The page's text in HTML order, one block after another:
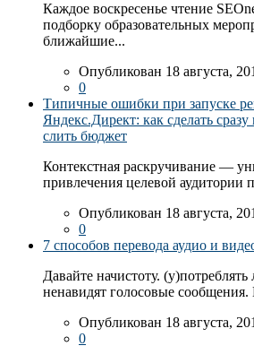
Каждое воскресенье чтение
подборку образовательных
ближайшие...
Опубликован 18 августа,
0
Типичные ошибки при запуске
Яндекс.Директ: как сделать
слить бюджет
Контекстная раскручивание —
привлечения целевой аудитории
Опубликован 18 августа,
0
7 способов перевода аудио и
Давайте начистоту.
ненавидят голосовые сообщения.
Опубликован 18 августа,
0